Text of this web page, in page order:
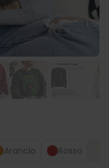
più di 14.000
volte
in
volte
Arancio Rosso